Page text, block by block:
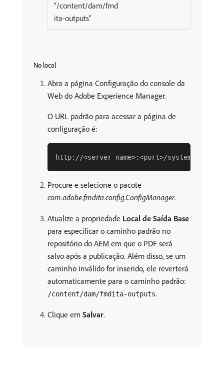
“/content/dam/fmd
ita-outputs”
No local
Abra a página Configuração do console da
Web do Adobe Experience Manager.
O URL padrão para acessar a página de
configuração é:
Procure e selecione o pacote
com.adobe.fmdita.config.ConfigManager.
Atualize a propriedade Local de Saída Base
para especificar o caminho padrão no
repositório do AEM em que o PDF será
salvo após a publicação. Além disso, se um
caminho inválido for inserido, ele reverterá
automaticamente para o caminho padrão:
/content/dam/fmdita-outputs.
Clique em Salvar.